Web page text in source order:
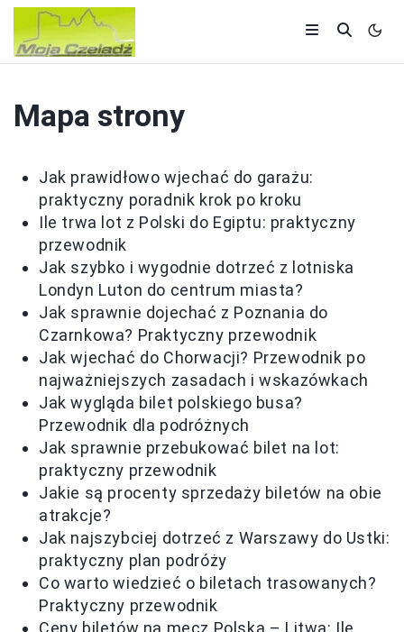
Mapa strony
Jak prawidłowo wjechać do garażu:
praktyczny poradnik krok po kroku
Ile trwa lot z Polski do Egiptu: praktyczny
przewodnik
Jak szybko i wygodnie dotrzeć z lotniska
Londyn Luton do centrum miasta?
Jak sprawnie dojechać z Poznania do
Czarnkowa? Praktyczny przewodnik
Jak wjechać do Chorwacji? Przewodnik po
najważniejszych zasadach i wskazówkach
Jak wygląda bilet polskiego busa?
Przewodnik dla podróżnych
Jak sprawnie przebukować bilet na lot:
praktyczny przewodnik
Jakie są procenty sprzedaży biletów na obie
atrakcje?
Jak najszybciej dotrzeć z Warszawy do Ustki:
praktyczny plan podróży
Co warto wiedzieć o biletach trasowanych?
Praktyczny przewodnik
Ceny biletów na mecz Polska – Litwa: Ile